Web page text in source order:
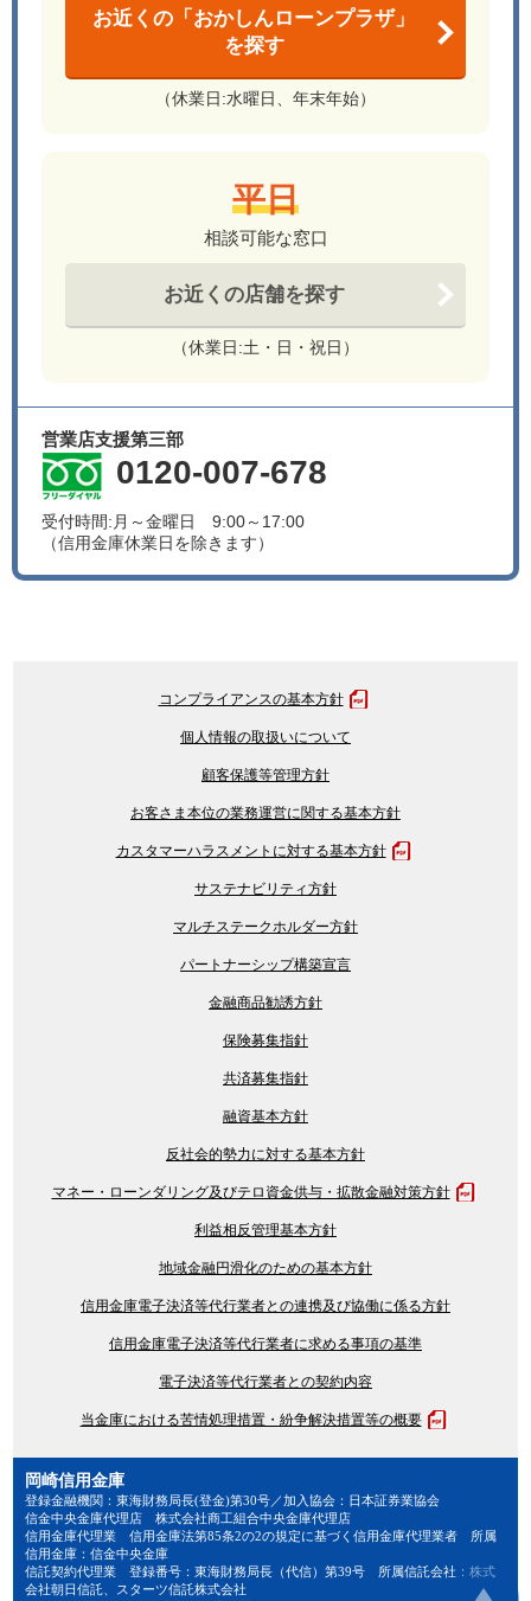
お近くの「おかしんローンプラザ」
を探す
（休業日:水曜日、年末年始）
平日
相談可能な窓口
お近くの店舗を探す
（休業日:土・日・祝日）
営業店支援第三部
0120-007-678
受付時間:月～金曜日 9:00～17:00
（信用金庫休業日を除きます）
コンプライアンスの基本方針
個人情報の取扱いについて
顧客保護等管理方針
お客さま本位の業務運営に関する基本方針
カスタマーハラスメントに対する基本方針
サステナビリティ方針
マルチステークホルダー方針
パートナーシップ構築宣言
金融商品勧誘方針
保険募集指針
共済募集指針
融資基本方針
反社会的勢力に対する基本方針
マネー・ローンダリング及びテロ資金供与・拡散金融対策方針
利益相反管理基本方針
地域金融円滑化のための基本方針
信用金庫電子決済等代行業者との連携及び協働に係る方針
信用金庫電子決済等代行業者に求める事項の基準
電子決済等代行業者との契約内容
当金庫における苦情処理措置・紛争解決措置等の概要
岡崎信用金庫
登録金融機関：東海財務局長(登金)第30号／加入協会：日本証券業協会
信金中央金庫代理店 株式会社商工組合中央金庫代理店
信用金庫代理業 信用金庫法第85条2の2の規定に基づく信用金庫代理業者 所属
信用金庫：信金中央金庫
信託契約代理業 登録番号：東海財務局長（代信）第39号 所属信託会社：株式
会社朝日信託、スターツ信託株式会社